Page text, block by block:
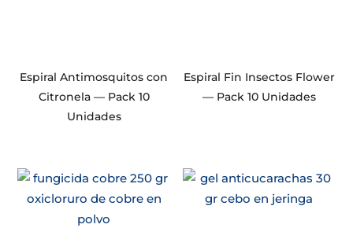
Espiral Antimosquitos con
Citronela — Pack 10
Unidades
Espiral Fin Insectos Flower
— Pack 10 Unidades